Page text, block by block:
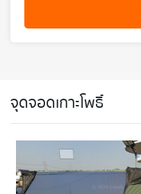
จุดจอดเกาะโพธิ์